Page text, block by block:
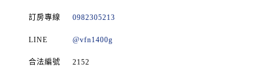
訂房專線 0982305213
LINE @vfn1400g
合法編號 2152